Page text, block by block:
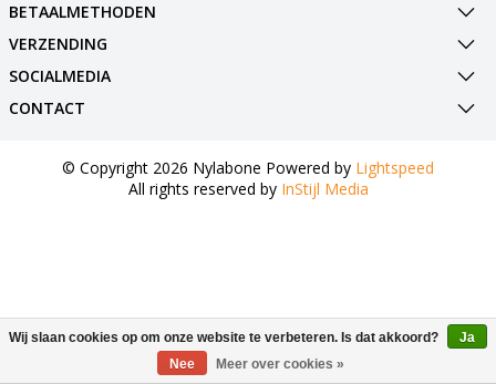
BETAALMETHODEN
VERZENDING
SOCIALMEDIA
CONTACT
© Copyright 2026 Nylabone Powered by Lightspeed
All rights reserved by InStijl Media
Wij slaan cookies op om onze website te verbeteren. Is dat akkoord?
Ja
Nee
Meer over cookies »